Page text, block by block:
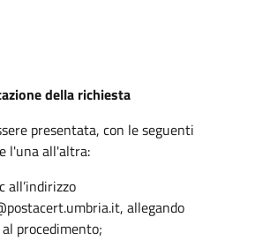
della richiesta
presentata, con le seguenti
l'una all'altra:
all’indirizzo
allegando
procedimento;